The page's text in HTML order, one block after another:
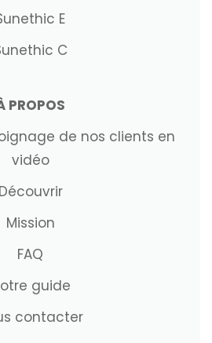
E
C
PROPOS
de nos clients en
vidéo
Découvrir
Mission
FAQ
guide
contacter